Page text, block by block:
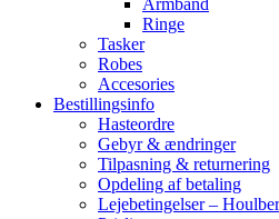
Armbånd
Ringe
Tasker
Robes
Accesories
Bestillingsinfo
Hasteordre
Gebyr & ændringer
Tilpasning & returnering
Opdeling af betaling
Lejebetingelser –